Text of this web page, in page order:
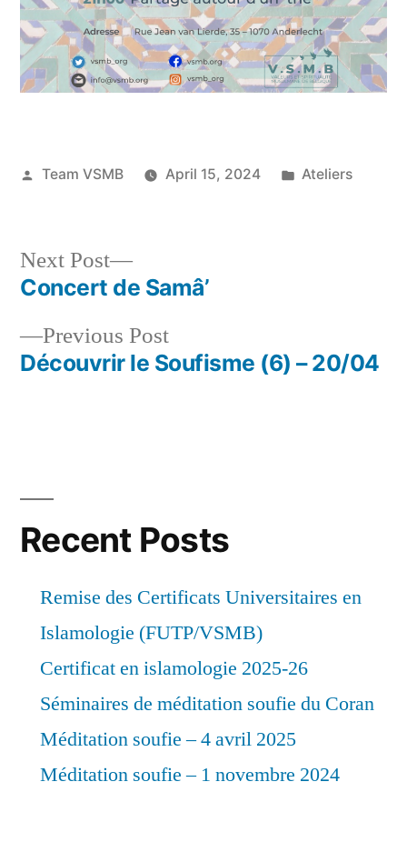
Posted
Team VSMB April 15, 2024
Posted
Ateliers
Post
navigation
Previous PostPrevious
post:
Découvrir le Soufisme (6) – 20/04
Next Post
Next
post:
Concert de Samâ’
Recent Posts
Remise des Certificats Universitaires en
Islamologie (FUTP/VSMB)
Certificat en islamologie 2025-26
Séminaires de méditation soufie du Coran
Méditation soufie – 4 avril 2025
Méditation soufie – 1 novembre 2024